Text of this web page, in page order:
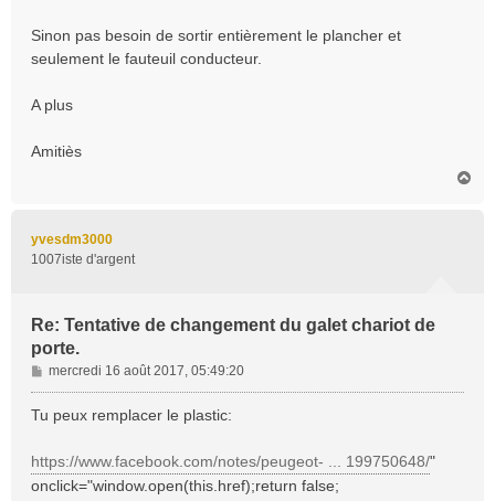
Sinon pas besoin de sortir entièrement le plancher et
seulement le fauteuil conducteur.
A plus
Amitiès
yvesdm3000
1007iste d'argent
Re: Tentative de changement du galet chariot de
porte.
M
e
s
g
e
mercredi 16 août 2017, 05:49:20
Tu peux remplacer le plastic:
https://www.facebook.com/notes/peugeot- ... 199750648/"
onclick="window.open(this.href);return false;